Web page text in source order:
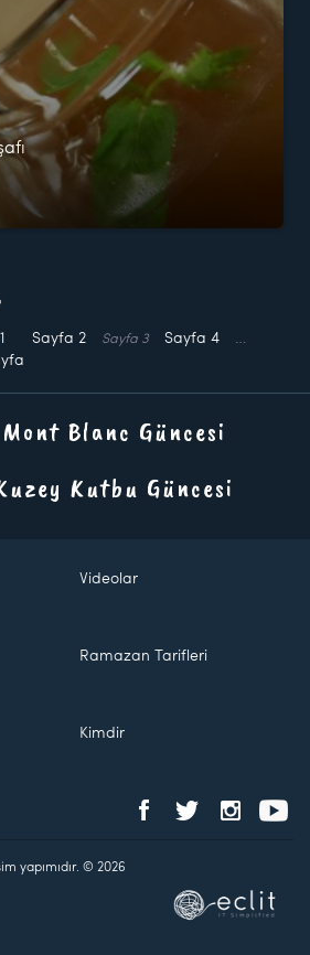
1 Sayfa 2 Sayfa 3 Sayfa 4
…
Blanc Güncesi
Kutbu Güncesi
Videolar
Ramazan Tarifleri
Kimdir
yapımıdır. © 2026